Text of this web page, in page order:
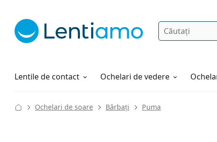
Căutare
Lentile de contact
Soluții Ochelari de vedere
Cum comandați
Ochelari de soare Bărbați Puma